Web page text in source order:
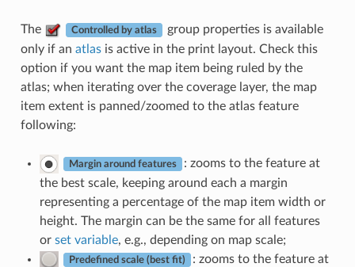
The Controlled by atlas
group properties is available
only if an atlasis active in the print layout. Check this
option if you want the map item being ruled by the
atlas; when iterating over the coverage layer, the map
item extent is panned/zoomed to the atlas feature
following:
Margin around features
: zooms to the feature at
the best scale, keeping around each a margin
representing a percentage of the map item width or
height. The margin can be the same for all features
or set variable, e.g., depending on map scale;
Predefined scale (best fit)
: zooms to the feature at